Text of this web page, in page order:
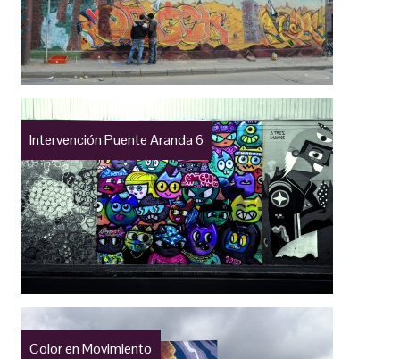
Intervención Puente Aranda 6
Color en Movimiento